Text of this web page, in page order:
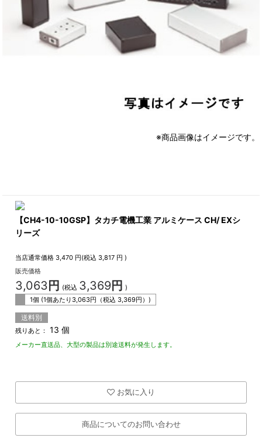
※商品画像はイメージです。
【CH4-10-10GSP】タカチ電機工業 アルミケース CH/ EXシ
リーズ
当店通常価格 3,470 円(税込 3,817 円 )
販売価格
3,063 円 (税込 3,369円 )
1個 (1個あたり 3,063円（税込 3,369円）)
送料別
残りあと： 13 個
メーカー直送品、大型の製品は別途送料が発生します。
お気に入り
商品についてのお問い合わせ